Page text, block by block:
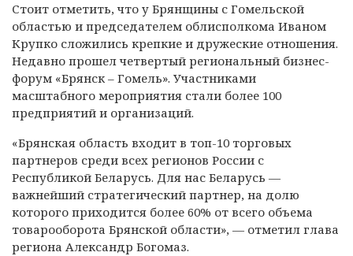
Стоит отметить, что у Брянщины с Гомельской
областью и председателем облисполкома Иваном
Крупко сложились крепкие и дружеские отношения.
Недавно прошел четвертый региональный бизнес-
форум «Брянск – Гомель». Участниками
масштабного мероприятия стали более 100
предприятий и организаций.
«Брянская область входит в топ-10 торговых
партнеров среди всех регионов России с
Республикой Беларусь. Для нас Беларусь —
важнейший стратегический партнер, на долю
которого приходится более 60% от всего объема
товарооборота Брянской области», — отметил глава
региона Александр Богомаз.